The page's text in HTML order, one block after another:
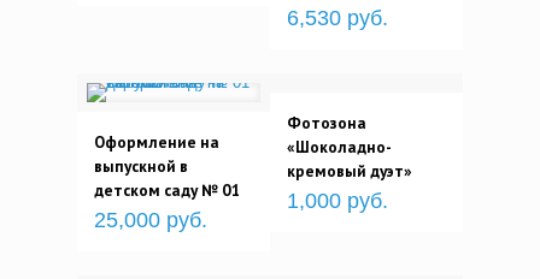
6,530 руб.
Оформление на
выпускной в
детском саду № 01
25,000 руб.
Фотозона
«Шоколадно-
кремовый дуэт»
1,000 руб.